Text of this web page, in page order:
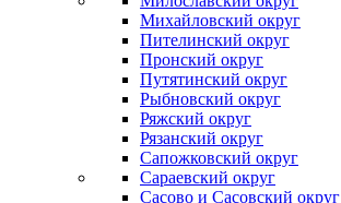
Михайловский округ
Пителинский округ
Пронский округ
Путятинский округ
Рыбновский округ
Ряжский округ
Рязанский округ
Сапожковский округ
Сараевский округ
Сасово и Сасовский округ